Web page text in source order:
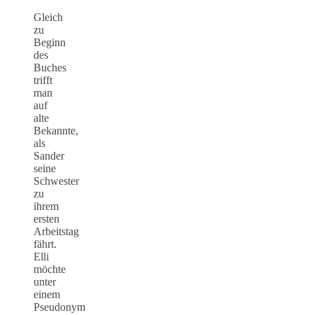
Gleich
zu
Beginn
des
Buches
trifft
man
auf
alte
Bekannte,
als
Sander
seine
Schwester
zu
ihrem
ersten
Arbeitstag
fährt.
Elli
möchte
unter
einem
Pseudonym